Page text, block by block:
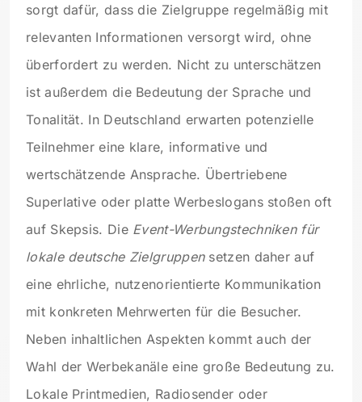
sorgt dafür, dass die Zielgruppe regelmäßig mit
relevanten Informationen versorgt wird, ohne
überfordert zu werden. Nicht zu unterschätzen
ist außerdem die Bedeutung der Sprache und
Tonalität. In Deutschland erwarten potenzielle
Teilnehmer eine klare, informative und
wertschätzende Ansprache. Übertriebene
Superlative oder platte Werbeslogans stoßen oft
auf Skepsis. Die Event-Werbungstechniken für
lokale deutsche Zielgruppensetzen daher auf
eine ehrliche, nutzenorientierte Kommunikation
mit konkreten Mehrwerten für die Besucher.
Neben inhaltlichen Aspekten kommt auch der
Wahl der Werbekanäle eine große Bedeutung zu.
Lokale Printmedien, Radiosender oder